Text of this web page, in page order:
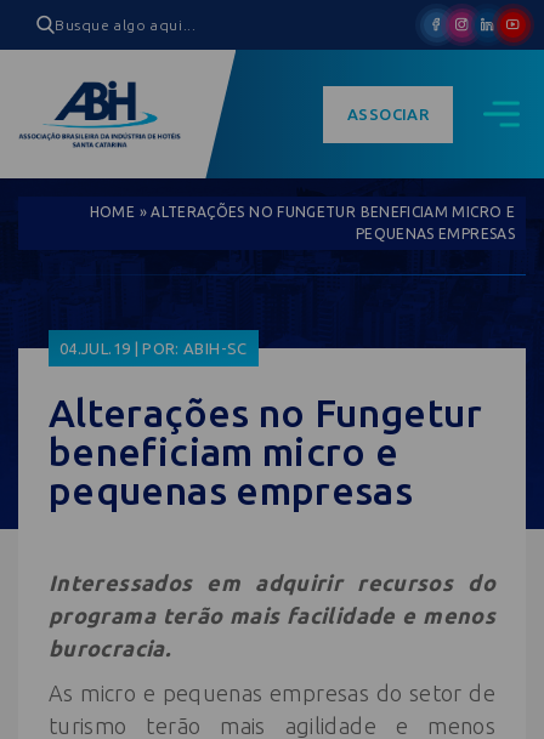
ASSOCIAR
HOME »ALTERAÇÕES NO FUNGETUR BENEFICIAM MICRO E
PEQUENAS EMPRESAS
04.JUL.19 | POR: ABIH-SC
Alterações no Fungetur
beneficiam micro e
pequenas empresas
Interessados em adquirir recursos do
programa terão mais facilidade e menos
burocracia.
As micro e pequenas empresas do setor de
turismo terão mais agilidade e menos